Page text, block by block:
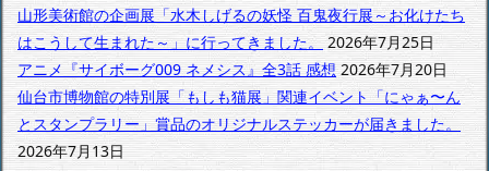
山形美術館の企画展「水木しげるの妖怪 百鬼夜行展～お化けたち
はこうして生まれた～」に行ってきました。 2026年7月25日
アニメ『サイボーグ009 ネメシス』全3話 感想 2026年7月20日
仙台市博物館の特別展「もしも猫展」関連イベント「にゃぁ〜ん
とスタンプラリー」賞品のオリジナルステッカーが届きました。
2026年7月13日